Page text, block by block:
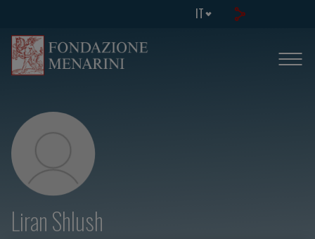
IT
Liran Shlush